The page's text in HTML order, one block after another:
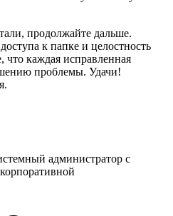
продолжайте дальше.
к папке и целостность
каждая исправленная
проблемы. Удачи!
администратор с